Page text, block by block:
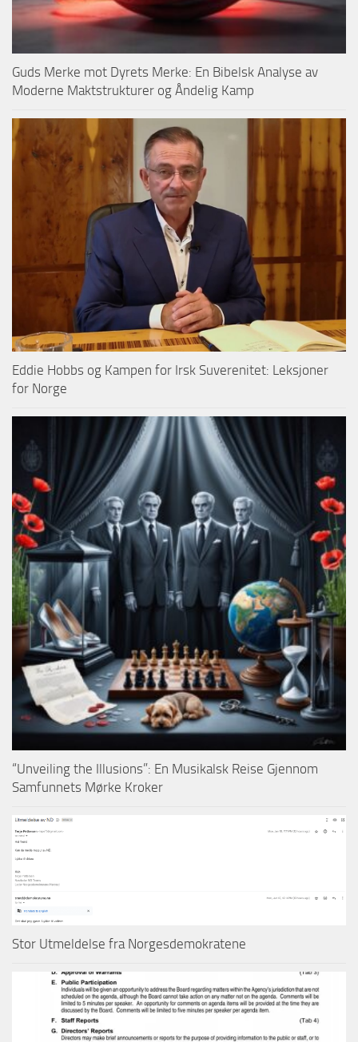
Guds Merke mot Dyrets Merke: En Bibelsk Analyse av
Moderne Maktstrukturer og Åndelig Kamp
Eddie Hobbs og Kampen for Irsk Suverenitet: Leksjoner
for Norge
“Unveiling the Illusions”: En Musikalsk Reise Gjennom
Samfunnets Mørke Kroker
Stor Utmeldelse fra Norgesdemokratene